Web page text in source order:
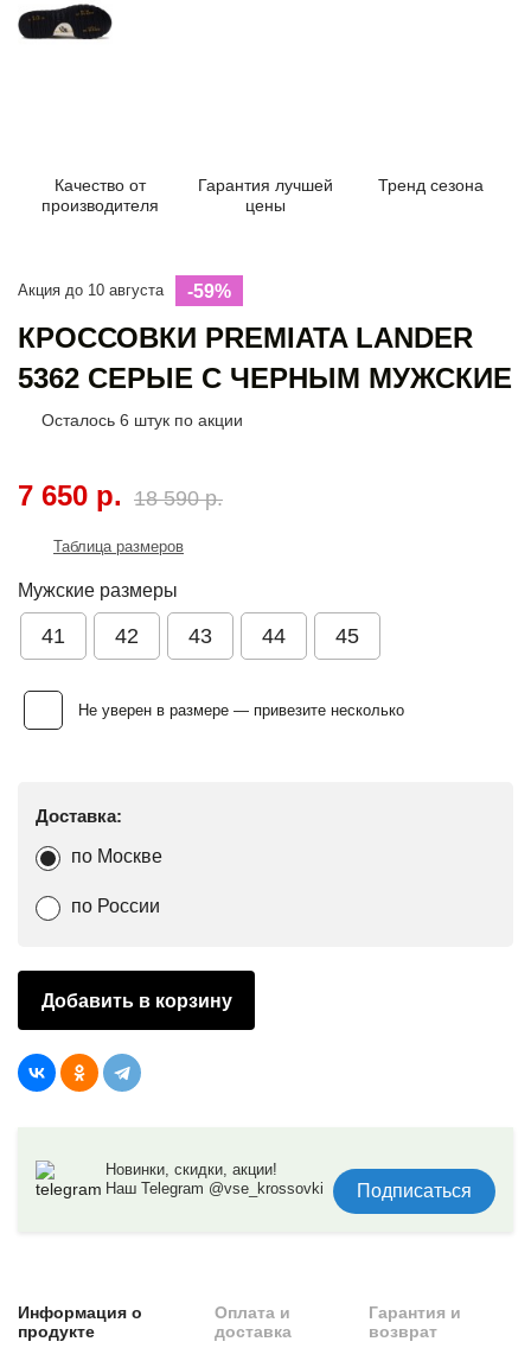
Качество от
производителя
Гарантия лучшей
цены
Тренд сезона
Акция до 10 августа -59%
КРОССОВКИ PREMIATA LANDER
5362 СЕРЫЕ С ЧЕРНЫМ МУЖСКИЕ
Осталось 6 штук по акции
7 650 р. 18 590 р.
Таблица размеров
Мужские размеры
41 42 43 44 45
Не уверен в размере — привезите несколько
Доставка:
по Москве
по России
Добавить в корзину
Новинки, скидки, акции!
Наш Telegram @vse_krossovki
Подписаться
Информация о
продукте
Оплата и
доставка
Гарантия и
возврат